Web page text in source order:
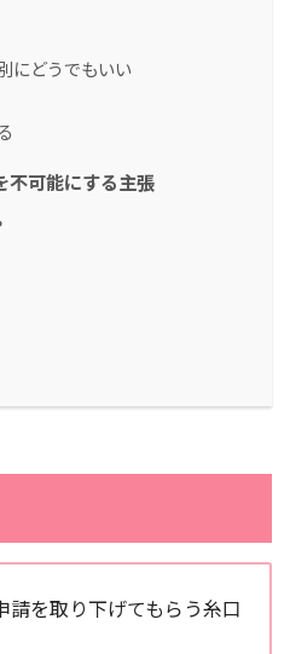
にどうでもいい
不可能にする主張
請を取り下げてもらう糸口